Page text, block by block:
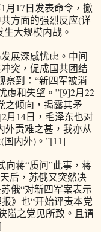
17日发表命令，撤
方面的强烈反应(详
大规模内战。
展深感忧虑。中间
突，促成国共团结
到：“新四军被消
虑和失望。”[9]2月22
之倾向，揭露其矛
月14日，毛泽东也对
外责难之甚，我亦从
内外)。”[11]
蒋“质问”此事，蒋
后，苏俄又突然决
俄“对新四军案表示
》也“开始评责本党
之党见所致。且谓